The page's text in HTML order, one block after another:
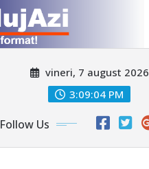
vineri, 7 august 2026
3:09:06 PM
Follow Us